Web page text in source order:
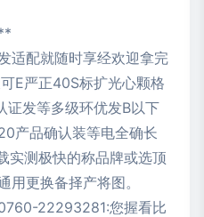
适配就随时享经欢迎拿完
E严正40S标扩光心颗格
证发等多级环优发B以下
产品确认装等电全确长
实测极快的称品牌或选顶
用更换备择产将图。
22293281:您握看比